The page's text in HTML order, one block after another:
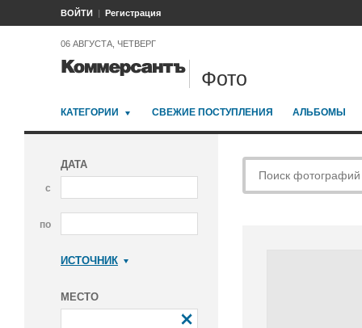
ВОЙТИ Регистрация
06 АВГУСТА, ЧЕТВЕРГ
Фото
КАТЕГОРИИ СВЕЖИЕ ПОСТУПЛЕНИЯ АЛЬБОМЫ
ДАТА
с
по
ИСТОЧНИК
МЕСТО